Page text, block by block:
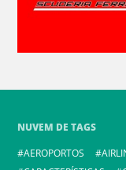
NUVEM DE TAGS
AEROPORTOS